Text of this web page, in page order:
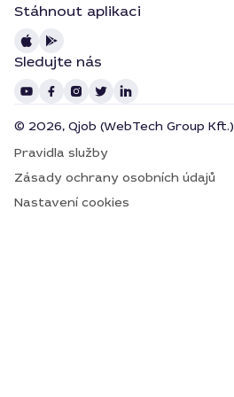
Stáhnout aplikaci
Sledujte nás
© 2026, Qjob (WebTech Group Kft.)
Pravidla služby
Zásady ochrany osobních údajů
Nastavení cookies